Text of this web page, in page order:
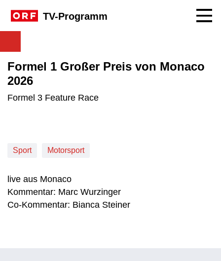
TV-Programm
Formel 1 Großer Preis von Monaco
2026
Formel 3 Feature Race
Sport Motorsport
live aus Monaco
Kommentar: Marc Wurzinger
Co-Kommentar: Bianca Steiner